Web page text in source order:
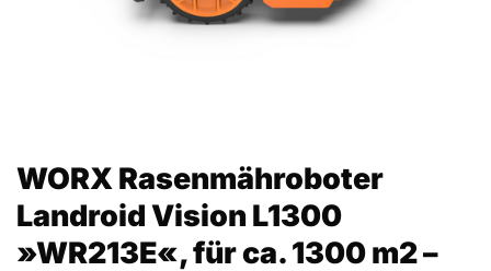
WORX Rasenmähroboter
Landroid Vision L1300
»WR213E«, für ca. 1300 m2 –